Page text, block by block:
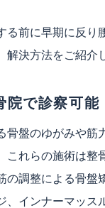
る前に早期に反り
解決方法をご紹介
院で診察可能
骨盤のゆがみや筋
これらの施術は整
の調整による骨盤
、インナーマッス